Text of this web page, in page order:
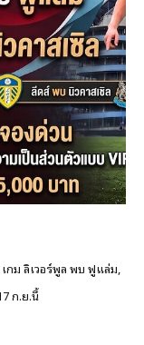
กม ลิเวอร์พูล พบ ฟูแล่ม,
ก.ย.นี้